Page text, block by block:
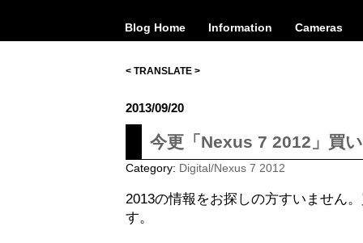
Blog Home Information Cameras
< TRANSLATE >
2013/09/20
今更「Nexus 7 2012」買
Category: Digital/Nexus 7 2012
2013の情報をお探しの方すいません
す。